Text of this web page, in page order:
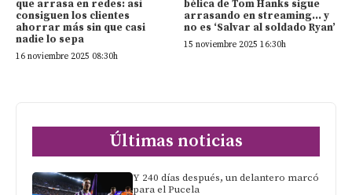
que arrasa en redes: así
consiguen los clientes
ahorrar más sin que casi
nadie lo sepa
16 noviembre 2025 08:30h
bélica de Tom Hanks sigue
arrasando en streaming… y
no es ‘Salvar al soldado Ryan’
15 noviembre 2025 16:30h
Últimas noticias
Y 240 días después, un delantero marcó
para el Pucela